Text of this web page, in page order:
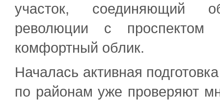
участок, соединяющий
революции с проспектом
комфортный облик.
Началась активная
по районам уже проверяют